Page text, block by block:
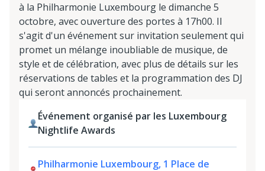
à la Philharmonie Luxembourg le dimanche 5
octobre, avec ouverture des portes à 17h00. Il
s'agit d'un événement sur invitation seulement qui
promet un mélange inoubliable de musique, de
style et de célébration, avec plus de détails sur les
réservations de tables et la programmation des DJ
qui seront annoncés prochainement.
Événement organisé par les Luxembourg
Nightlife Awards
Philharmonie Luxembourg, 1 Place de